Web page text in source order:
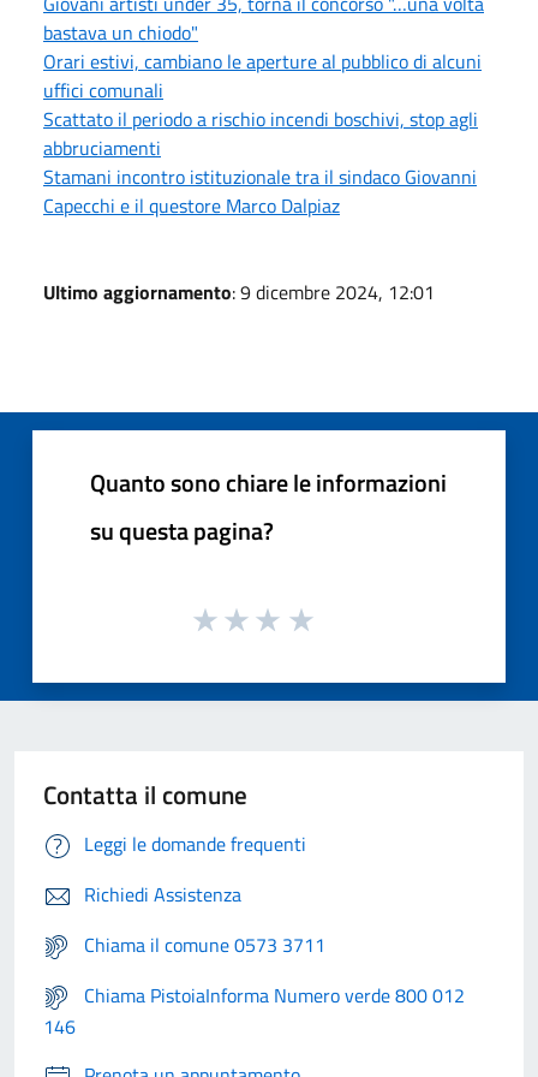
bastava un chiodo"
Orari estivi, cambiano le aperture al pubblico di alcuni
uffici comunali
Scattato il periodo a rischio incendi boschivi, stop agli
abbruciamenti
Stamani incontro istituzionale tra il sindaco Giovanni
Capecchi e il questore Marco Dalpiaz
Ultimo aggiornamento: 9 dicembre 2024, 12:01
Quanto sono chiare le informazioni
su questa pagina?
Contatta il comune
Leggi le domande frequenti
Richiedi Assistenza
Chiama il comune 0573 3711
Chiama PistoiaInforma Numero verde 800 012
146